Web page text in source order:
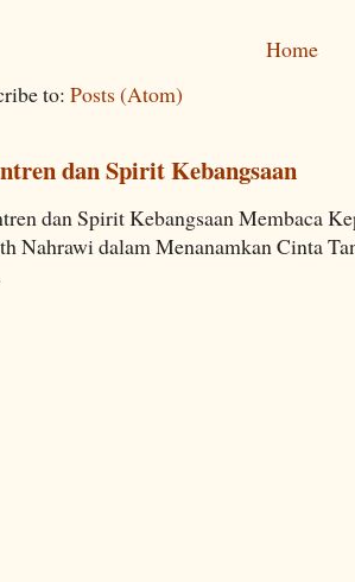
Home
to: Posts (Atom)
dan Spirit Kebangsaan
dan Spirit Kebangsaan Membaca
Nahrawi dalam Menanamkan Cinta